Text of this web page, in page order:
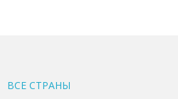
ВСЕ CТРАНЫ